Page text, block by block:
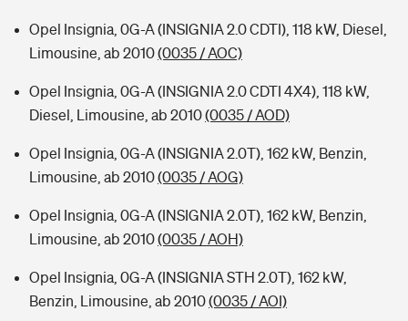
Opel Insignia, 0G-A (INSIGNIA 2.0 CDTI), 118 kW, Diesel,
Limousine, ab 2010(0035 / AOC)
Opel Insignia, 0G-A (INSIGNIA 2.0 CDTI 4X4), 118 kW,
Diesel, Limousine, ab 2010(0035 / AOD)
Opel Insignia, 0G-A (INSIGNIA 2.0T), 162 kW, Benzin,
Limousine, ab 2010(0035 / AOG)
Opel Insignia, 0G-A (INSIGNIA 2.0T), 162 kW, Benzin,
Limousine, ab 2010(0035 / AOH)
Opel Insignia, 0G-A (INSIGNIA STH 2.0T), 162 kW,
Benzin, Limousine, ab 2010(0035 / AOI)